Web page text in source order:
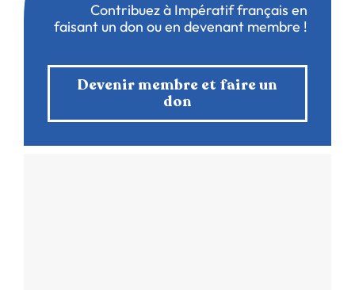
Contribuez à Impératif français en
faisant un don ou en devenant membre !
Devenir membre et faire un
don